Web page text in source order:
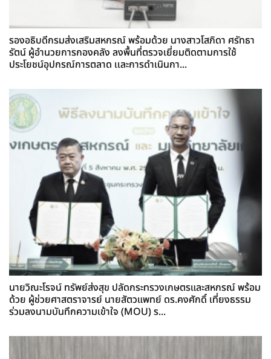
รองอธิบดีกรมส่งเสริมสหกรณ์ พร้อมด้วย นางสาวโสภิดา ศรัทธา
รัตน์ ผู้อำนวยการกองคลัง ลงพื้นที่ตรวจเยี่ยมติดตามการใช้
ประโยชน์อุปกรณ์การตลาด เเละการดำเนินกา...
นายวิณะโรจน์ ทรัพย์ส่งสุข ปลัดกระทรวงเกษตรและสหกรณ์ พร้อม
ด้วย ผู้ช่วยศาสตราจารย์ นายสัตวแพทย์ ดร.คงศักดิ์ เที่ยงธรรม
ร่วมลงนามบันทึกความเข้าใจ (MOU) ร...